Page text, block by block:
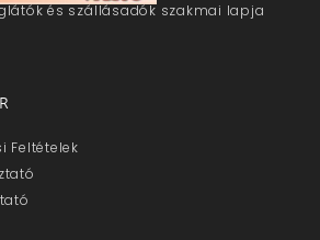
és szállásadók szakmai lapja
Feltételek